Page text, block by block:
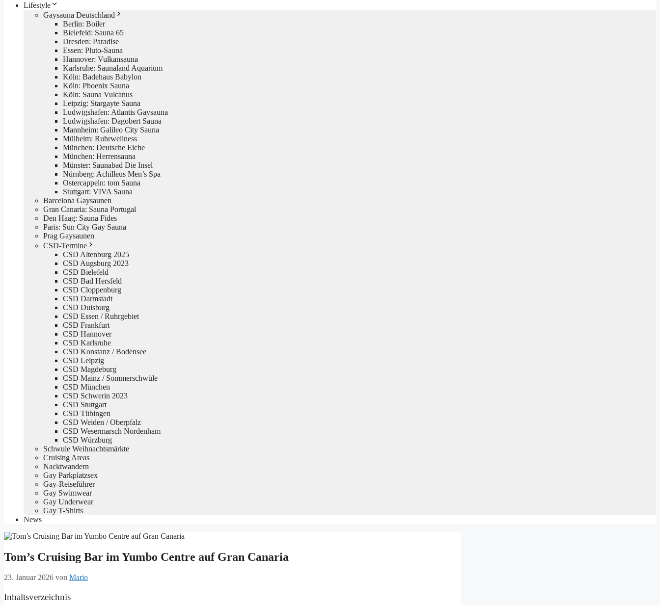
Lifestyle
Gaysauna Deutschland
Berlin: Boiler
Bielefeld: Sauna 65
Dresden: Paradise
Essen: Pluto-Sauna
Hannover: Vulkansauna
Karlsruhe: Saunaland Aquarium
Köln: Badehaus Babylon
Köln: Phoenix Sauna
Köln: Sauna Vulcanus
Leipzig: Stargayte Sauna
Ludwigshafen: Atlantis Gaysauna
Ludwigshafen: Dagobert Sauna
Mannheim: Galileo City Sauna
Mülheim: Ruhrwellness
München: Deutsche Eiche
München: Herrensauna
Münster: Saunabad Die Insel
Nürnberg: Achilleus Men’s Spa
Ostercappeln: tom Sauna
Stuttgart: VIVA Sauna
Barcelona Gaysaunen
Gran Canaria: Sauna Portugal
Den Haag: Sauna Fides
Paris: Sun City Gay Sauna
Prag Gaysaunen
CSD-Termine
CSD Altenburg 2025
CSD Augsburg 2023
CSD Bielefeld
CSD Bad Hersfeld
CSD Cloppenburg
CSD Darmstadt
CSD Duisburg
CSD Essen / Ruhrgebiet
CSD Frankfurt
CSD Hannover
CSD Karlsruhe
CSD Konstanz / Bodensee
CSD Leipzig
CSD Magdeburg
CSD Mainz / Sommerschwüle
CSD München
CSD Schwerin 2023
CSD Stuttgart
CSD Tübingen
CSD Weiden / Oberpfalz
CSD Wesermarsch Nordenham
CSD Würzburg
Schwule Weihnachtsmärkte
Cruising Areas
Nacktwandern
Gay Parkplatzsex
Gay-Reiseführer
Gay Swimwear
Gay Underwear
Gay T-Shirts
News
Tom’s Cruising Bar im Yumbo Centre auf Gran Canaria
23. Januar 2026 von Mario
Inhaltsverzeichnis